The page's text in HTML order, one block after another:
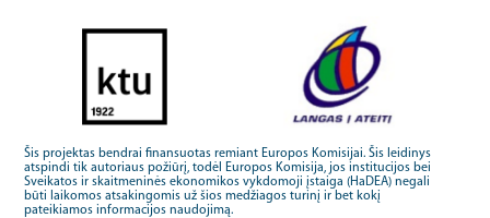
Šis projektas bendrai finansuotas remiant Europos Komisijai. Šis leidinys
atspindi tik autoriaus požiūrį, todėl Europos Komisija, jos institucijos bei
Sveikatos ir skaitmeninės ekonomikos vykdomoji įstaiga (HaDEA) negali
būti laikomos atsakingomis už šios medžiagos turinį ir bet kokį
pateikiamos informacijos naudojimą.